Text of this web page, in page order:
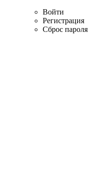
Войти
Регистрация
Сброс пароля